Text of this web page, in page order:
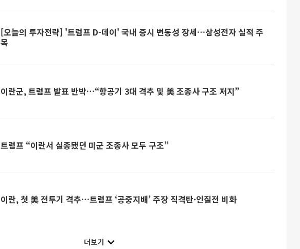
[오늘의 투자전략] '트럼프 D-데이' 국내 증시 변동성 장세…삼성전자 실적 주
목
이란군, 트럼프 발표 반박…“항공기 3대 격추 및 美 조종사 구조 저지”
트럼프 “이란서 실종됐던 미군 조종사 모두 구조”
이란, 첫 美 전투기 격추…트럼프 ‘공중지배’ 주장 직격탄·인질전 비화
더보기